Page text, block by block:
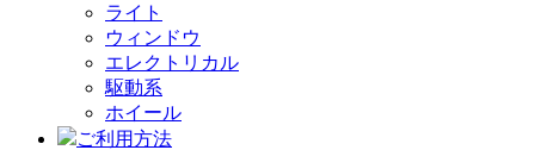
ライト
ウィンドウ
エレクトリカル
駆動系
ホイール
ご利用方法